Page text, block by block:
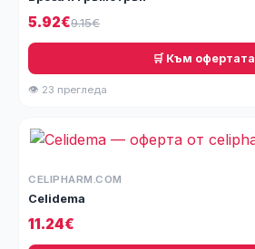
5.92€9.15€
🛒 Към офертата
👁 23 прегледа
CELIPHARM.COM
Celidema
11.24€